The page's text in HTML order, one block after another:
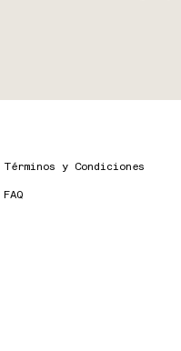
Términos y Condiciones
FAQ